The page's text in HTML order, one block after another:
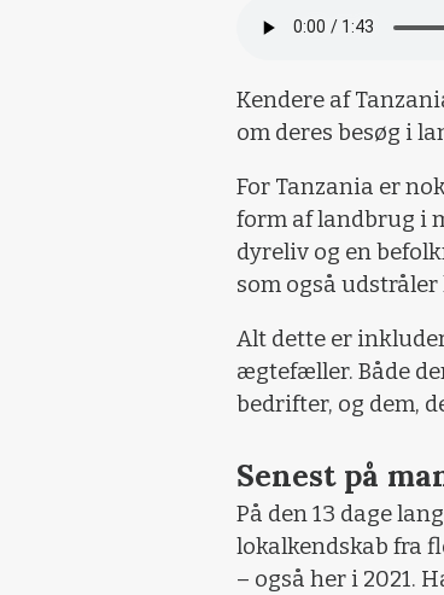
Kendere af
om deres besøg i
For Tanzania er
form af landbrug i
dyreliv og en
som også
Alt dette er
ægtefæller. Både
bedrifter, og dem,
Senest på
På den 13 dage
lokalkendskab fra
– også her i 2021.